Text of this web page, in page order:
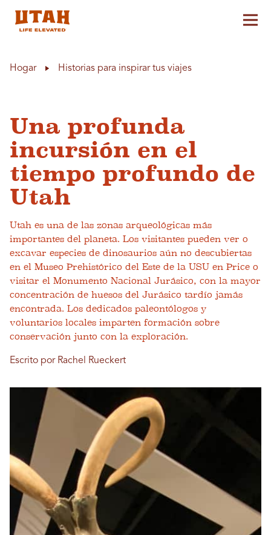
Hogar Historias para inspirar tus viajes
Una profunda
incursión en el
tiempo profundo de
Utah
Utah es una de las zonas arqueológicas más
importantes del planeta. Los visitantes pueden ver o
excavar especies de dinosaurios aún no descubiertas
en el Museo Prehistórico del Este de la USU en Price o
visitar el Monumento Nacional Jurásico, con la mayor
concentración de huesos del Jurásico tardío jamás
encontrada. Los dedicados paleontólogos y
voluntarios locales imparten formación sobre
conservación junto con la exploración.
Escrito por Rachel Rueckert